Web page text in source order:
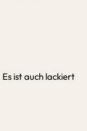
ist auch lackiert